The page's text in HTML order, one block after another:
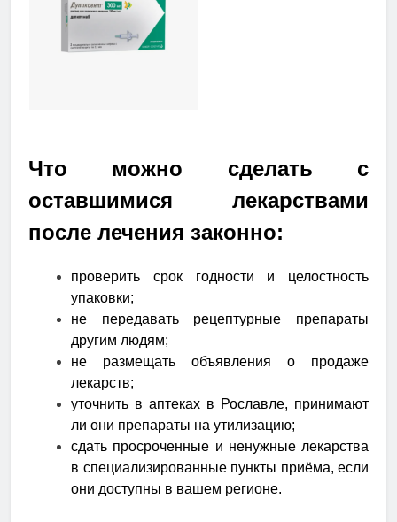
Что можно сделать с
оставшимися лекарствами
после лечения законно:
проверить срок годности и целостность
упаковки;
не передавать рецептурные препараты
другим людям;
не размещать объявления о продаже
лекарств;
уточнить в аптеках в Рославле, принимают
ли они препараты на утилизацию;
сдать просроченные и ненужные лекарства
в специализированные пункты приёма, если
они доступны в вашем регионе.